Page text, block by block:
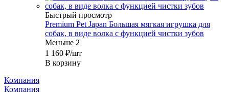
Быстрый просмотр
Premium Pet Japan Большая мягкая игрушка для
собак, в виде волка с функцией чистки зубов
Меньше 2
1 160 ₽/шт
В корзину
Компания
Компания